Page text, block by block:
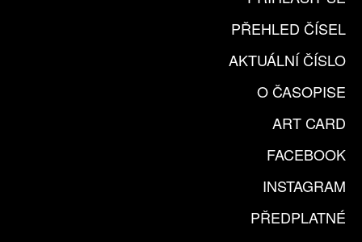
PŘEHLED ČÍSEL
AKTUÁLNÍ ČÍSLO
O ČASOPISE
ART CARD
FACEBOOK
INSTAGRAM
PŘEDPLATNÉ